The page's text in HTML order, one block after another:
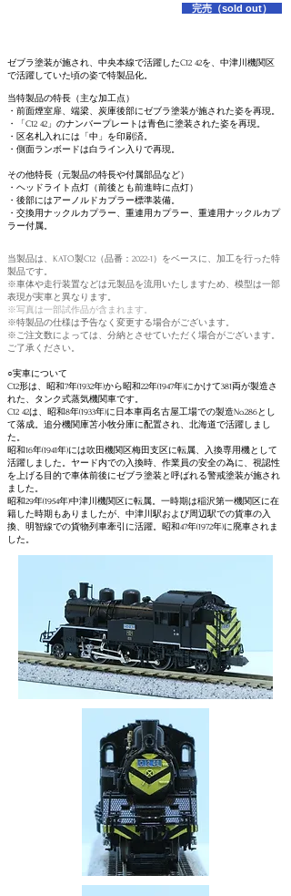
完売（sold out）
ゼブラ塗装が施され、中央本線で活躍したC12 42を、中津川機関区
で活躍していた頃の姿で特製品化。
当特製品の特長（主な加工点）
・前面煙室扉、端梁、炭庫後部にゼブラ塗装が施された姿を再現。
・「C12 42」のナンバープレートは青色に塗装された姿を再現。
・区名札入れには「中」を印刷済。
・側面ランボードは白ライン入りで再現。
その他特長（元製品の特長や付属部品など）
・ヘッドライト点灯（前後とも前進時に点灯）
・後部にはアーノルドカプラー標準装備。
・交換用ナックルカプラー、重連用カプラー、重連用ナックルカプ
ラー付属。
当製品は、KATO製C12（品番：2022-1）をベースに、加工を行った特
製品です。
※車体​や走行装置などは元製品を流用いたしますため、模型は一部
表現が実車と異なります。​​​
※写真は一部試作品が含まれます。
※特製品の仕様は予告なく変更する場合がございます。
※ご注文数によっては、分納とさせていただく場合がございます。
ご了承ください。
○実車について​​
C12形は、昭和7年(1932年)から昭和22年(1947年)にかけて381両が製造さ
れた、タンク式蒸気機関車です。
C12 42は、昭和8年(1933年)に日本車両名古屋工場での製造No.286とし
て落成。追分機関庫苫小牧分庫に配置され、北海道で活躍しまし
た。
昭和16年(1941年)には吹田機関区梅田支区に転属、入換専用機として
活躍しました。ヤード内での入換時、作業員の安全の為に、視認性
を上げる目的で車体前後にゼブラ塗装と呼ばれる警戒塗装が施され
ました。
昭和29年(1954年)中津川機関区に転属。一時期は稲沢第一機関区に在
籍した時期もありましたが、 中津川駅および周辺駅での貨車の入
換、明智線での貨物列車牽引に活躍。 昭和47年(1972年)に廃車されま
した。